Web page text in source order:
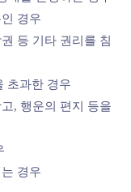
경우
등 기타 권리를 침
초과한 경우
, 행운의 편지 등을
경우